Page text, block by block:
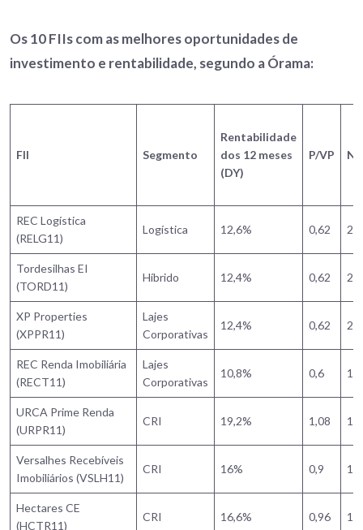
Os 10 FIIs com as melhores oportunidades de
investimento e rentabilidade, segundo a Órama:
FII Segmento
Rentabilidade
dos 12 meses
(DY)
P/VP
REC Logística
(RELG11)
Logística 12,6% 0,62
Tordesilhas EI
(TORD11)
Híbrido 12,4% 0,62
XP Properties
(XPPR11)
Lajes
Corporativas
12,4% 0,62 2
REC Renda Imobiliária
(RECT11)
Lajes
Corporativas
10,8% 0,6
URCA Prime Renda
(URPR11)
CRI 19,2% 1,08
Versalhes Recebíveis
Imobiliários (VSLH11)
CRI 16% 0,9
Hectares CE
(HCTR11)
CRI 16,6% 0,96